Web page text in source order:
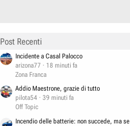
Post Recenti
Incidente a Casal Palocco
arizona77
18 minuti fa
Zona Franca
Addio Maestrone, grazie di tutto
pilota54
39 minuti fa
Off Topic
Incendio delle batterie: non succede, ma se